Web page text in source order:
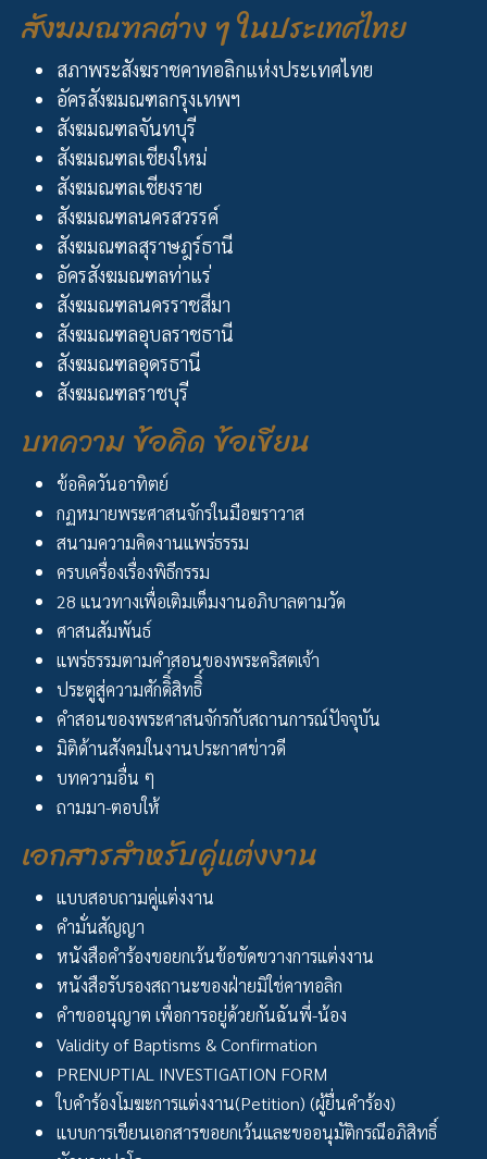
สังฆมณฑลต่าง ๆ ในประเทศไทย
สภาพระสังฆราชคาทอลิกแห่งประเทศไทย
อัครสังฆมณฑลกรุงเทพฯ
สังฆมณฑลจันทบุรี
สังฆมณฑลเชียงใหม่
สังฆมณฑลเชียงราย
สังฆมณฑลนครสวรรค์
สังฆมณฑลสุราษฎร์ธานี
อัครสังฆมณฑลท่าแร่
สังฆมณฑลนครราชสีมา
สังฆมณฑลอุบลราชธานี
สังฆมณฑลอุดรธานี
สังฆมณฑลราชบุรี
บทความ ข้อคิด ข้อเขียน
ข้อคิดวันอาทิตย์
กฏหมายพระศาสนจักรในมือฆราวาส
สนามความคิดงานแพร่ธรรม
ครบเครื่องเรื่องพิธีกรรม
28 แนวทางเพื่อเติมเต็มงานอภิบาลตามวัด
ศาสนสัมพันธ์
แพร่ธรรมตามคำสอนของพระคริสตเจ้า
ประตูสู่ความศักดิิ์สิทธิิ์
คำสอนของพระศาสนจักรกับสถานการณ์ปัจจุบัน
มิติด้านสังคมในงานประกาศข่าวดี
บทความอื่น ๆ
ถามมา-ตอบให้
เอกสารสำหรับคู่แต่งงาน
แบบสอบถามคู่แต่งงาน
คำมั่นสัญญา
หนังสือคำร้องขอยกเว้นข้อขัดขวางการแต่งงาน
หนังสือรับรองสถานะของฝ่ายมิใช่คาทอลิก
คำขออนุญาต เพื่อการอยู่ด้วยกันฉันพี่-น้อง
Validity of Baptisms & Confirmation
PRENUPTIAL INVESTIGATION FORM
ใบคำร้องโมฆะการแต่งงาน(Petition) (ผู้ยื่นคำร้อง)
แบบการเขียนเอกสารขอยกเว้นและขออนุมัติกรณีอภิสิทธิ์